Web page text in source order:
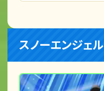
スノーエンジェル